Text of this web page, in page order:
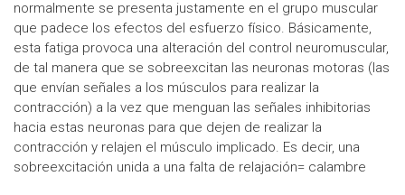
normalmente se presenta justamente en el grupo muscular
que padece los efectos del esfuerzo físico. Básicamente,
esta fatiga provoca una alteración del control neuromuscular,
de tal manera que se sobreexcitan las neuronas motoras (las
que envían señales a los músculos para realizar la
contracción) a la vez que menguan las señales inhibitorias
hacia estas neuronas para que dejen de realizar la
contracción y relajen el músculo implicado. Es decir, una
sobreexcitación unida a una falta de relajación= calambre